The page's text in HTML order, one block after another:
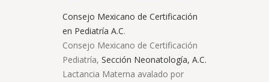
Consejo Mexicano de Certificación
en Pediatría A.C.
Consejo Mexicano de Certificación
Pediatría, Sección Neonatología, A.C.
Lactancia Materna avalado por